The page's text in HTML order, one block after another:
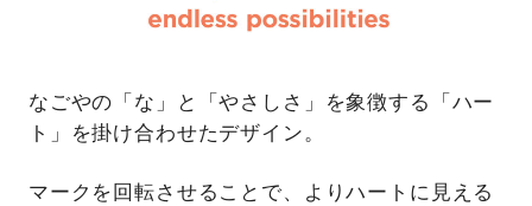
なごやの「な」と「やさしさ」を象徴する「ハー
ト」を掛け合わせたデザイン。
マークを回転させることで、よりハートに見える